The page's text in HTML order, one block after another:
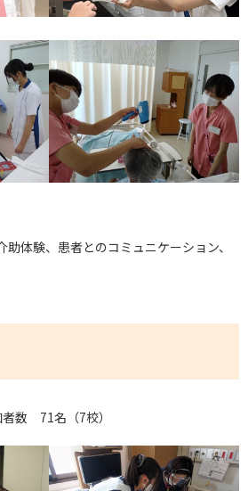
体験、患者とのコミュニケーション、
71名（7校）